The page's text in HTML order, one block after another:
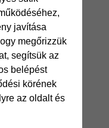
javítása
megőrizzük
segítsük az
belépést
körének
az oldalt és